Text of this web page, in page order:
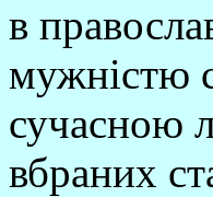
в
мужністю
сучасною
вбраних